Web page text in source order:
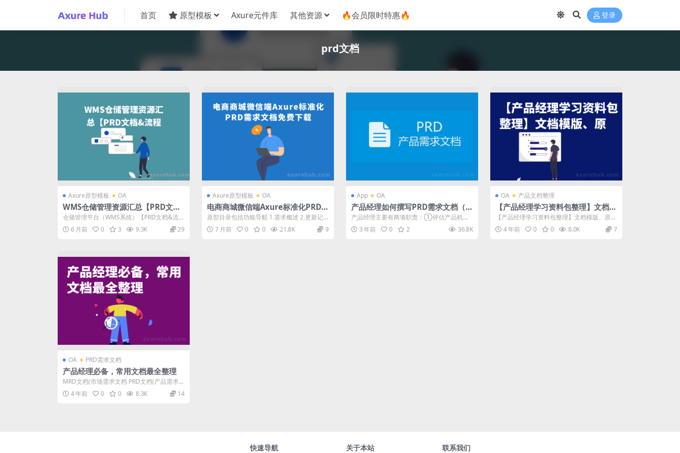
首页 原型模板 Axure元件库 其他资源 🔥会员限时特惠🔥 登录
prd文档
Axure原型模板 OA
WMS仓储管理资源汇总【PRD文档
&流程图&原型&行业调研报告完整
材料】
仓储管理平台（WMS系统）【PRD文档&流程
图&原型&行...
6 月前 0 3 9.3K 29
Axure原型模板 OA
电商商城微信端Axure标准化PRD需
求文档-免费axure下载
原型目录包括功能导航 1.需求概述 2.更新记
录/版本管理 3.需求结构图 4....
7 月前 0 0 21.8K 9
App OA
产品经理如何撰写PRD需求文档（规
范入门篇）
产品经理主要有两项职责：①评估产品机会
② 定义要开发的产品；前者我们在上篇的...
3 年前 0 2 36.8K
OA 产品文档整理
【产品经理学习资料包整理】文档模
版、原型、工具、案例分析等
【产品经理学习资料包整理】文档模版、原
型、工具、案例分析等 仅展示部分，更多可
下...4 年前 0 0 8.0K 7
OA PRD需求文档
产品经理必备，常用文档最全整理
MRD文档(市场需求文档 PRD文档(产品需求文
档) 如何撰写产品体验报告 如何...
4 年前 0 0 8.3K 14
快速导航 关于本站 联系我们